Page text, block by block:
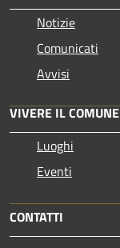
Notizie
Comunicati
Avvisi
VIVERE IL COMUNE
Luoghi
Eventi
CONTATTI